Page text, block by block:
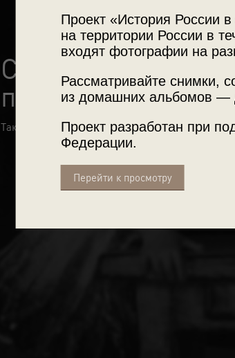
Проект «История России
на территории России в
входят фотографии на
Рассматривайте снимки,
из домашних альбомов —
Проект разработан при
Федерации.
Перейти к просмотру
Самые нежные,
поцелуи
Такие разные, но всегда искренние.